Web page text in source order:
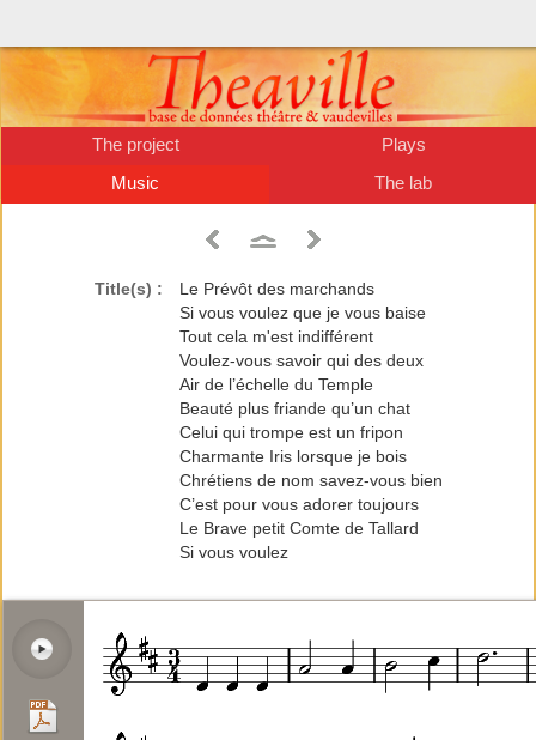
The project
Plays
Music
The lab
Title(s) :
Le Prévôt des marchands
Si vous voulez que je vous baise
Tout cela m'est indifférent
Voulez-vous savoir qui des deux
Air de l’échelle du Temple
Beauté plus friande qu’un chat
Celui qui trompe est un fripon
Charmante Iris lorsque je bois
Chrétiens de nom savez-vous bien
C’est pour vous adorer toujours
Le Brave petit Comte de Tallard
Si vous voulez